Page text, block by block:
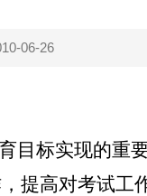
06-26
目标实现的重
提高对考试工